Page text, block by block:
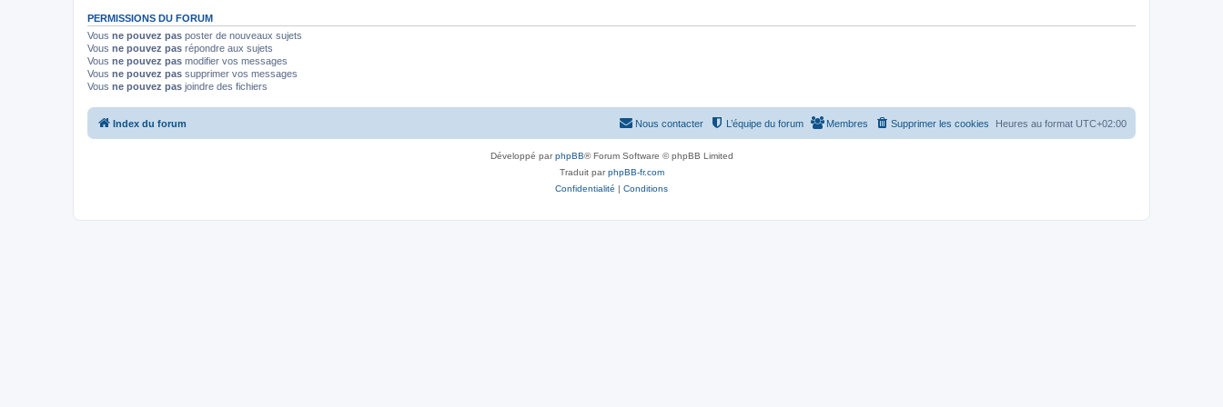
s
PERMISSIONS DU FORUM
Vous ne pouvez pas poster de nouveaux sujets
Vous ne pouvez pas répondre aux sujets
Vous ne pouvez pas modifier vos messages
Vous ne pouvez pas supprimer vos messages
Vous ne pouvez pas joindre des fichiers
Index du forum Heures au format UTC+02:00
Supprimer les cookies
Membres
L’équipe du forum
Nous contacter
Développé parphpBB® Forum Software © phpBB Limited
Traduit parphpBB-fr.com
Confidentialité | Conditions